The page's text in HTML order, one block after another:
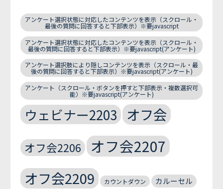
アンケート選択状態に対応したコンテンツを表示（スクロール・
最後の質問に回答すると下部表示）※要javascript
アンケート選択状態に対応したコンテンツを表示（スクロール・
最後の質問に回答すると下部表示）※要javascript(アンケート)
アンケート選択肢により隠しコンテンツを表示（スクロール・最
後の質問に回答すると下部表示）※要javascript(アンケート)
アンケート（スクロール・ボタンを押すと下部表示・複数選択可
能）※要javascript(アンケート)
ウェビナー2203 オフ会
オフ会2206 オフ会2207
オフ会2209 カウントダウン カルーセル